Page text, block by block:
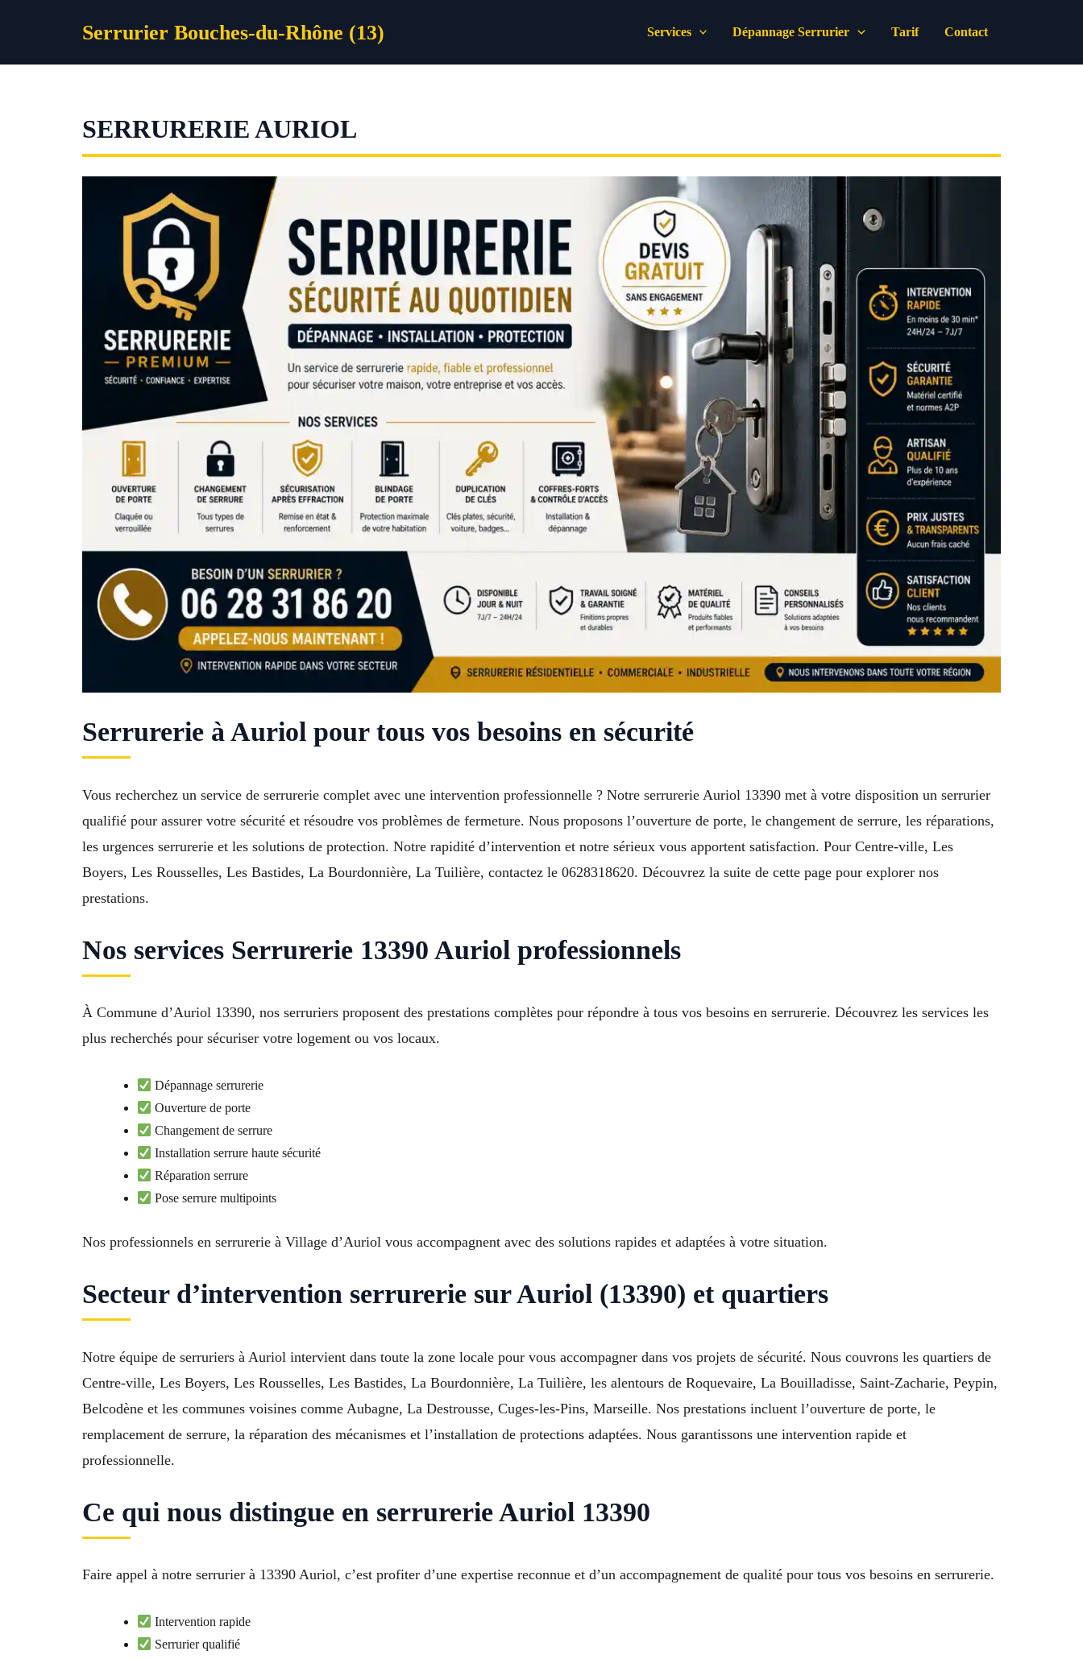
Serrurier Bouches-du-Rhône (13) Services Dépannage Serrurier Tarif Contact
SERRURERIE AURIOL
Serrurerie à Auriol pour tous vos besoins en sécurité
Vous recherchez un service de serrurerie complet avec une intervention professionnelle ? Notre serrurerie Auriol 13390 met à votre disposition un serrurier
qualifié pour assurer votre sécurité et résoudre vos problèmes de fermeture. Nous proposons l’ouverture de porte, le changement de serrure, les réparations,
les urgences serrurerie et les solutions de protection. Notre rapidité d’intervention et notre sérieux vous apportent satisfaction. Pour Centre-ville, Les
Boyers, Les Rousselles, Les Bastides, La Bourdonnière, La Tuilière, contactez le 0628318620. Découvrez la suite de cette page pour explorer nos
prestations.
Nos services Serrurerie 13390 Auriol professionnels
À Commune d’Auriol 13390, nos serruriers proposent des prestations complètes pour répondre à tous vos besoins en serrurerie. Découvrez les services les
plus recherchés pour sécuriser votre logement ou vos locaux.
Dépannage serrurerie
Ouverture de porte
Changement de serrure
Installation serrure haute sécurité
Réparation serrure
Pose serrure multipoints
Nos professionnels en serrurerie à Village d’Auriol vous accompagnent avec des solutions rapides et adaptées à votre situation.
Secteur d’intervention serrurerie sur Auriol (13390) et quartiers
Notre équipe de serruriers à Auriol intervient dans toute la zone locale pour vous accompagner dans vos projets de sécurité. Nous couvrons les quartiers de
Centre-ville, Les Boyers, Les Rousselles, Les Bastides, La Bourdonnière, La Tuilière, les alentours de Roquevaire, La Bouilladisse, Saint-Zacharie, Peypin,
Belcodène et les communes voisines comme Aubagne, La Destrousse, Cuges-les-Pins, Marseille. Nos prestations incluent l’ouverture de porte, le
remplacement de serrure, la réparation des mécanismes et l’installation de protections adaptées. Nous garantissons une intervention rapide et
professionnelle.
Ce qui nous distingue en serrurerie Auriol 13390
Faire appel à notre serrurier à 13390 Auriol, c’est profiter d’une expertise reconnue et d’un accompagnement de qualité pour tous vos besoins en serrurerie.
Intervention rapide
Serrurier qualifié